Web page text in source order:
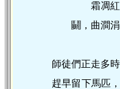
霜凋
鬭，曲澗
師徒們正走多
趕早留下馬匹